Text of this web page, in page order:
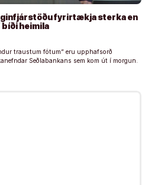
fyrirtækja sterka en
heimila
traustum fótum“ eru upphafsorð
Seðlabankans sem kom út í morgun.